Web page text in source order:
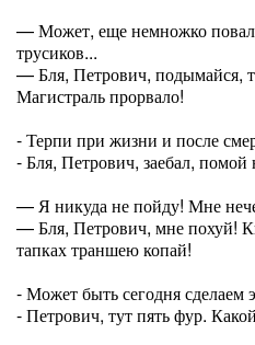
— Может, еще немножко
трусиков...
— Бля, Петрович, подымайся,
Магистраль прорвало!
- Терпи при жизни и после
- Бля, Петрович, заебал, помой
— Я никуда не пойду! Мне
— Бля, Петрович, мне похуй!
тапках траншею копай!
- Может быть сегодня сделаем
- Петрович, тут пять фур.